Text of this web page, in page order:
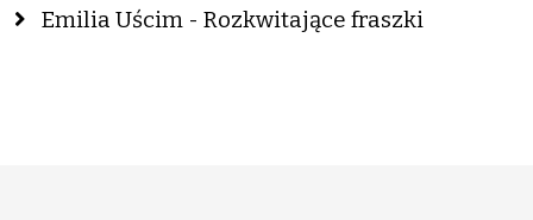
Emilia Uścim - Rozkwitające fraszki